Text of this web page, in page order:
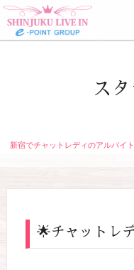
ス
新宿でチャットレディのアルバイト
🌟チャットレ